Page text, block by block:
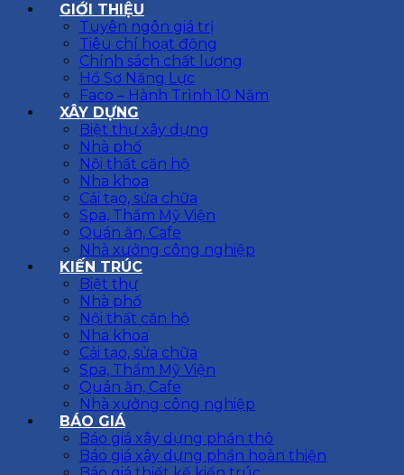
GIỚI THIỆU
Tuyên ngôn giá trị
Tiêu chí hoạt động
Chính sách chất lượng
Hồ Sơ Năng Lực
Faco – Hành Trình 10 Năm
XÂY DỰNG
Biệt thự xây dựng
Nhà phố
Nội thất căn hộ
Nha khoa
Cải tạo, sửa chữa
Spa, Thẩm Mỹ Viện
Quán ăn, Cafe
Nhà xưởng công nghiệp
KIẾN TRÚC
Biệt thự
Nhà phố
Nội thất căn hộ
Nha khoa
Cải tạo, sửa chữa
Spa, Thẩm Mỹ Viện
Quán ăn, Cafe
Nhà xưởng công nghiệp
BÁO GIÁ
Báo giá xây dựng phần thô
Báo giá xây dựng phần hoàn thiện